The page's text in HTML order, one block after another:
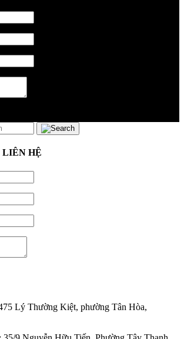
LIÊN HỆ
Lý Thường Kiệt, phường Tân Hòa,